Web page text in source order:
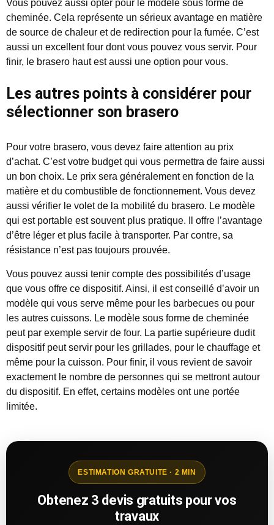
Vous pouvez aussi opter pour le modèle sous forme de
cheminée. Cela représente un sérieux avantage en matière
de source de chaleur et de redirection pour la fumée. C’est
aussi un excellent four dont vous pouvez vous servir. Pour
finir, le brasero haut est aussi une option pour vous.
Les autres points à considérer pour
sélectionner son brasero
Pour votre brasero, vous devez faire attention au prix
d’achat. C’est votre budget qui vous permettra de faire aussi
un bon choix. Le prix sera généralement en fonction de la
matière et du combustible de fonctionnement. Vous devez
aussi vérifier le volet de la mobilité du brasero. Le modèle
qui est portable est souvent plus pratique. Il offre l’avantage
d’être léger et plus facile à transporter. Par contre, sa
résistance n’est pas toujours prouvée.
Vous pouvez aussi tenir compte des possibilités d’usage
que vous offre ce dispositif. Ainsi, il est conseillé d’avoir un
modèle qui vous serve même pour les barbecues ou pour
les autres cuissons. Le modèle sous forme de cheminée
peut par exemple servir de four. La partie supérieure dudit
dispositif peut servir pour les grillades, pour le chauffage et
même pour la cuisson. Pour finir, il vous revient de savoir
exactement le nombre de personnes qui se mettront autour
du dispositif. En effet, certains modèles ont une portée
limitée.
ESTIMATION GRATUITE · 2 MIN
Obtenez 3 devis gratuits pour vos
travaux